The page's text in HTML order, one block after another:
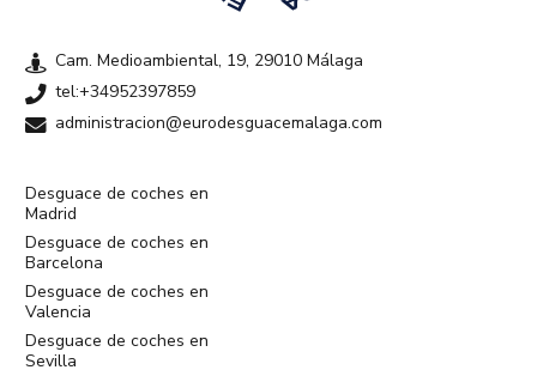
Cam. Medioambiental, 19, 29010 Málaga
tel:+34952397859
administracion@eurodesguacemalaga.com
Desguace de coches en
Madrid
Desguace de coches en
Barcelona
Desguace de coches en
Valencia
Desguace de coches en
Sevilla